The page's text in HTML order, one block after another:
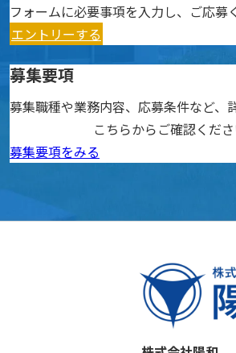
フォームに必要事項を入力し、 ご応募
エントリーする
募集要項
募集職種や業務内容、応募条件など、
こちらからご確認くださ
募集要項をみる